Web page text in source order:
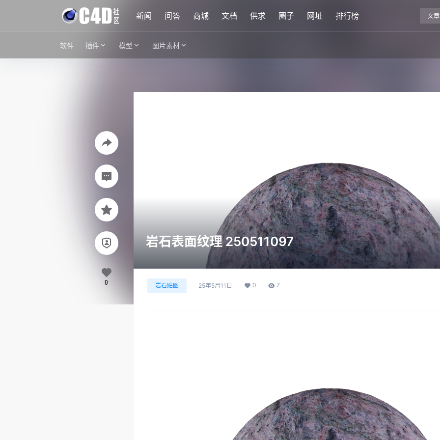
新闻 问答 商城 文档 供求 圈子 网址 排行榜 文章
软件 插件 模型 图片素材
岩石表面纹理 250511097
岩石贴图 25年5月11日 0 7
0